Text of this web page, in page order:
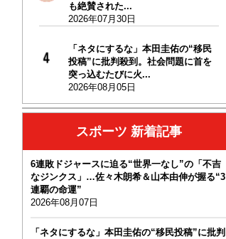
も絶賛された...
2026年07月30日
「ネタにするな」本田圭佑の“移民
投稿”に批判殺到。社会問題に首を
突っ込むたびに火...
2026年08月05日
スポーツ 新着記事
6連敗ドジャースに迫る“世界一なし”の「不吉
なジンクス」…佐々木朗希＆山本由伸が握る“3
連覇の命運”
2026年08月07日
「ネタにするな」本田圭佑の“移民投稿”に批判